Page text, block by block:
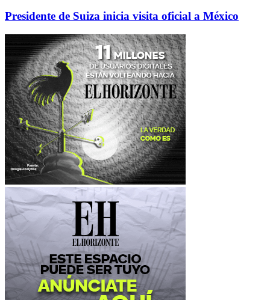
Presidente de Suiza inicia visita oficial a México